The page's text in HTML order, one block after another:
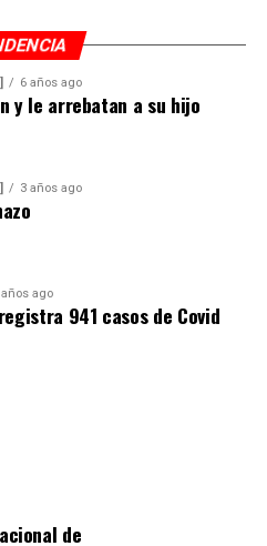
6 años ago
y le arrebatan a su hijo
3 años ago
años ago
941 casos de Covid
de